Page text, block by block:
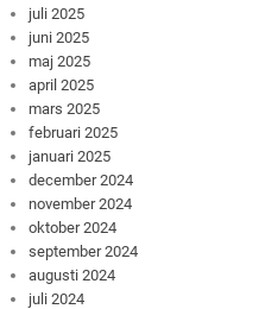
juli 2025
juni 2025
maj 2025
april 2025
mars 2025
februari 2025
januari 2025
december 2024
november 2024
oktober 2024
september 2024
augusti 2024
juli 2024